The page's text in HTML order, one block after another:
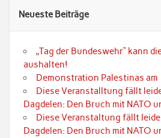
Neueste Beiträge
„Tag der Bundeswehr“ kann
aushalten!
Demonstration Palestinas am
Diese Veranstalltung fällt
Dagdelen: Den Bruch mit NATO
Diese Veranstaltung fällt
Dagdelen: Den Bruch mit NATO